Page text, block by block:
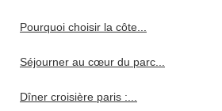
Pourquoi choisir la côte...
Séjourner au cœur du parc...
Dîner croisière paris :...